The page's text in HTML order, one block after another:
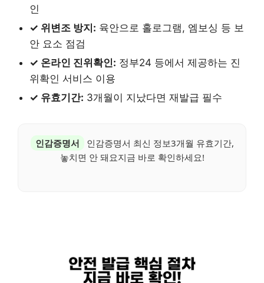
인
✓ 위변조 방지: 육안으로 홀로그램, 엠보싱 등 보
안 요소 점검
✓ 온라인 진위확인: 정부24 등에서 제공하는 진
위확인 서비스 이용
✓ 유효기간: 3개월이 지났다면 재발급 필수
인감증명서
인감증명서 최신 정보3개월 유효기간,
놓치면 안 돼요지금 바로 확인하세요!